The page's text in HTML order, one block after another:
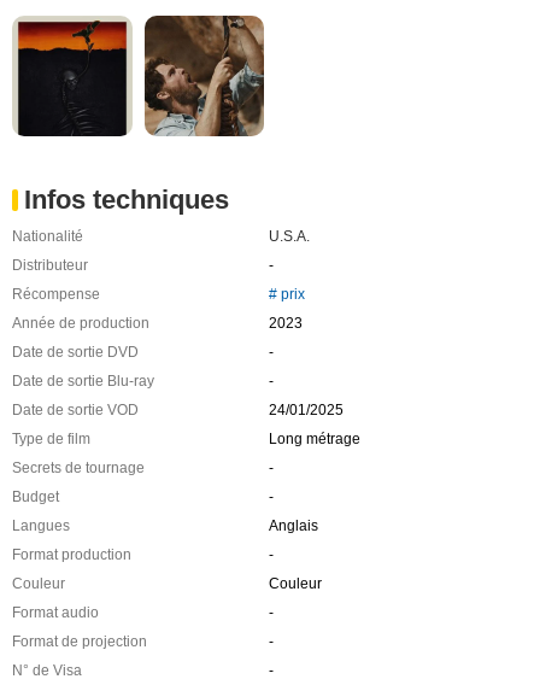
Infos techniques
Nationalité
U.S.A.
Distributeur
-
Récompense
# prix
Année de production
2023
Date de sortie DVD
-
Date de sortie Blu-ray
-
Date de sortie VOD
24/01/2025
Type de film
Long métrage
Secrets de tournage
-
Budget
-
Langues
Anglais
Format production
-
Couleur
Couleur
Format audio
-
Format de projection
-
N° de Visa
-